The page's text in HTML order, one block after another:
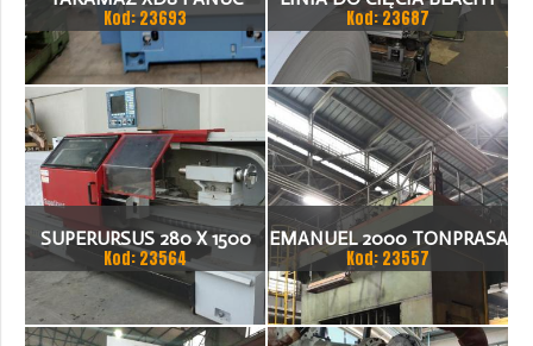
21ITA TOKARKA CNC
Kod: 23693
1.500 X 1,5 (2,5) MM
Kod: 23687
SUPERURSUS 280 X 1500
TOKARKA
Kod: 23564
EMANUEL 2000 TONPRASA
HYDRAULICZNA 3200 X
2000
Kod: 23557